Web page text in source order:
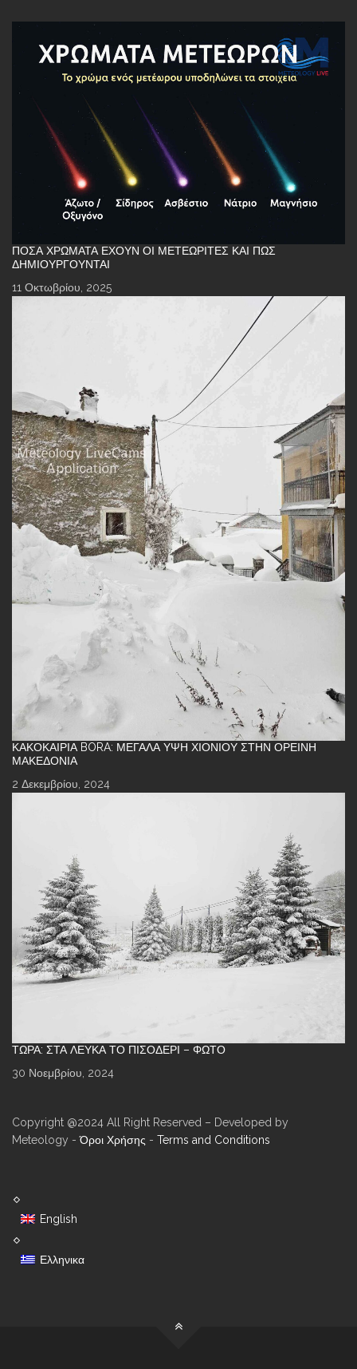
ΠΌΣΑ ΧΡΏΜΑΤΑ ΈΧΟΥΝ ΟΙ ΜΕΤΕΩΡΊΤΕΣ ΚΑΙ ΠΏΣ
ΔΗΜΙΟΥΡΓΟΎΝΤΑΙ
11 Οκτωβρίου, 2025
ΚΑΚΟΚΑΙΡΊΑ BORA: ΜΕΓΆΛΑ ΎΨΗ ΧΙΟΝΙΟΎ ΣΤΗΝ ΟΡΕΙΝΉ
ΜΑΚΕΔΟΝΊΑ
2 Δεκεμβρίου, 2024
ΤΏΡΑ: ΣΤΑ ΛΕΥΚΆ ΤΟ ΠΙΣΟΔΈΡΙ – ΦΩΤΌ
30 Νοεμβρίου, 2024
Copyright @2024 All Right Reserved – Developed by
Meteology -Όροι Χρήσης - Terms and Conditions
English
Ελληνικα